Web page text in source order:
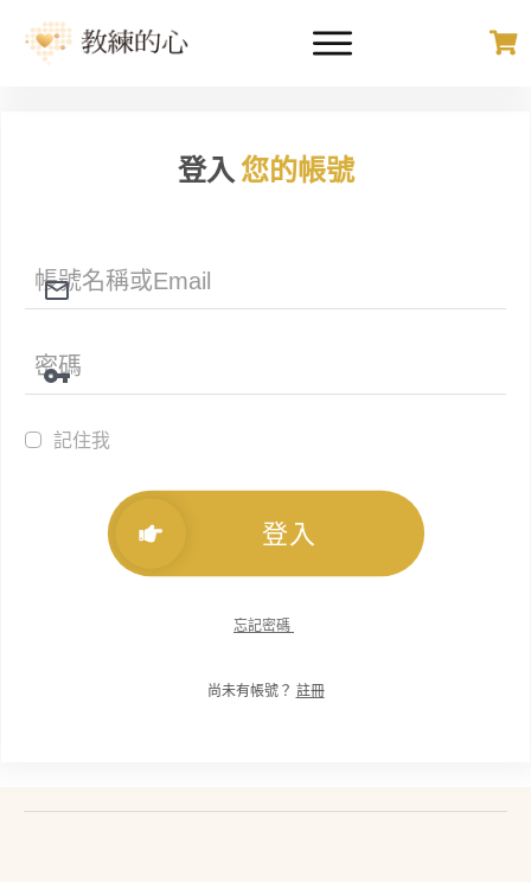
登入您的帳號
記住我
登入
忘記密碼
尚未有帳號？ 註冊